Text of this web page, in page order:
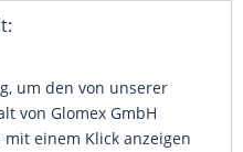
um den von unserer
von Glomex GmbH
einem Klick anzeigen